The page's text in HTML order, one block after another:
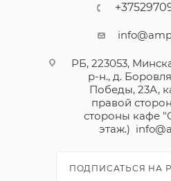
РБ, 223053,
р-н., д.
Победы, 23А,
правой
стороны кафе
этаж.)
ПОДПИСАТЬСЯ НА